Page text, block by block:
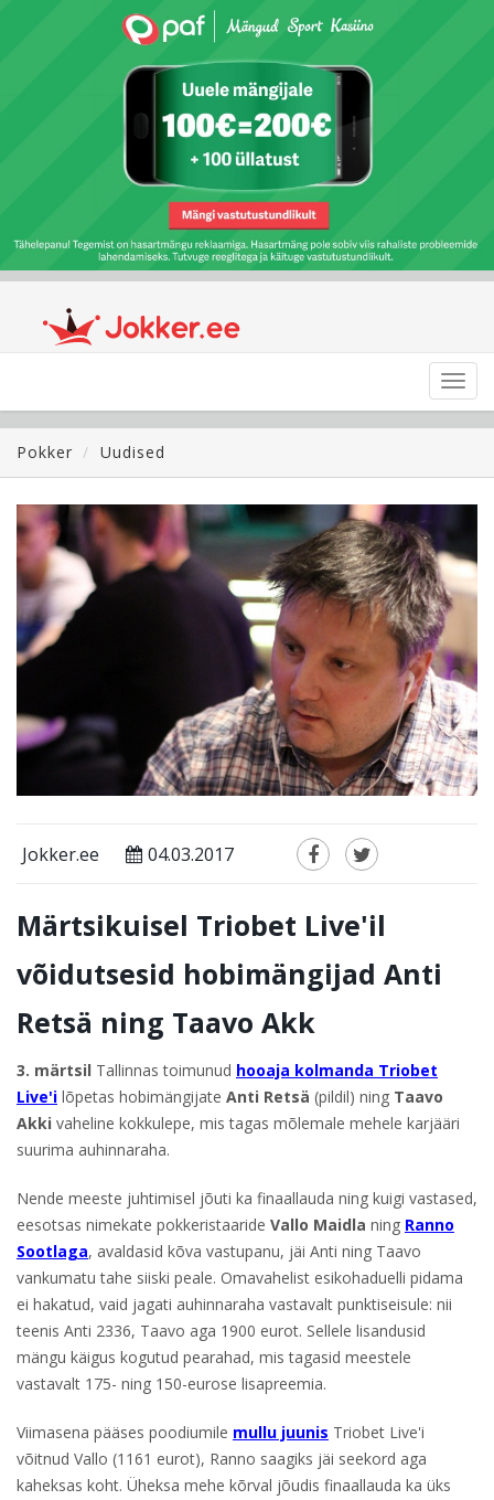
Pokker
Uudised
Jokker.ee 04.03.2017
Märtsikuisel Triobet Live'il
võidutsesid hobimängijad Anti
Retsä ning Taavo Akk
3. märtsil Tallinnas toimunud hooaja kolmanda Triobet
Live'i lõpetas hobimängijate Anti Retsä (pildil) ning Taavo
Akki vaheline kokkulepe, mis tagas mõlemale mehele karjääri
suurima auhinnaraha.
Nende meeste juhtimisel jõuti ka finaallauda ning kuigi vastased,
eesotsas nimekate pokkeristaaride Vallo Maidla ning Ranno
Sootlaga, avaldasid kõva vastupanu, jäi Anti ning Taavo
vankumatu tahe siiski peale. Omavahelist esikohaduelli pidama
ei hakatud, vaid jagati auhinnaraha vastavalt punktiseisule: nii
teenis Anti 2336, Taavo aga 1900 eurot. Sellele lisandusid
mängu käigus kogutud pearahad, mis tagasid meestele
vastavalt 175- ning 150-eurose lisapreemia.
Viimasena pääses poodiumile mullu juunis Triobet Live'i
võitnud Vallo (1161 eurot), Ranno saagiks jäi seekord aga
kaheksas koht. Üheksa mehe kõrval jõudis finaallauda ka üks